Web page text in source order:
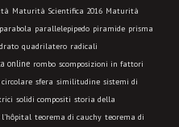
Maturità Scientifica 2016 Maturità
parabola parallelepipedo piramide prisma
quadrilatero radicali
online rombo scomposizioni in fattori
sfera similitudine sistemi di
solidi compositi storia della
l'hôpital teorema di cauchy teorema di